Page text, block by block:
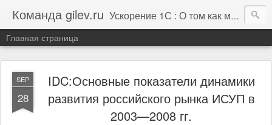
Команда gilev.ru Ускорение 1С : О том как мы это делаем. И не только про это.
Главная страница
SEP
28
IDC:Основные показатели динамики
развития российского рынка ИСУП в
2003—2008 гг.